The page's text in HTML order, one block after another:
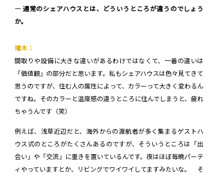
― 通常のシェアハウスとは、どういうところが違うのでしょう
か。
増木：
間取りや設備に大きな違いがあるわけではなくて、一番の違いは
「価値観」の部分だと思います。私もシェアハウスは色々見てきて
思うのですが、住む人の属性によって、カラーって大きく変わるん
ですね。そのカラーと温度感の違うところに住んでしまうと、疲れ
ちゃうんです（笑）
例えば、浅草近辺だと、海外からの渡航者が多く集まるゲストハ
ウス式のところがたくさんあるのですが、そういうところは「出
会い」や「交流」に重きを置いているんです。夜はほぼ毎晩パーテ
ィやっていますとか、リビングでワイワイしてますみたいな。 そ